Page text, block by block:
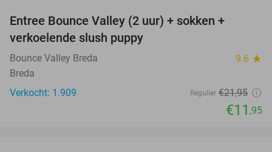
Entree Bounce Valley (2 uur) + sokken +
verkoelende slush puppy
Bounce Valley Breda 9.6 star
Breda
Verkocht: 1.909
Regulier €21,95
€11 ,95